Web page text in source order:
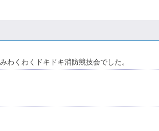
わくわくドキドキ消防競技会でした。